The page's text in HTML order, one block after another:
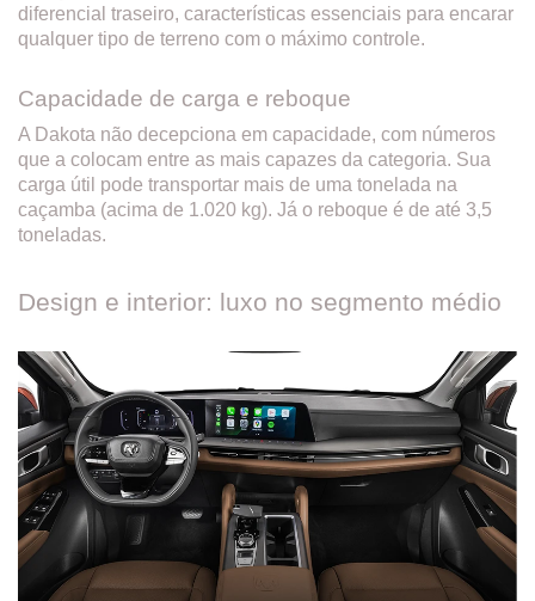
diferencial traseiro, características essenciais para encarar
qualquer tipo de terreno com o máximo controle.
Capacidade de carga e reboque
A Dakota não decepciona em capacidade, com números
que a colocam entre as mais capazes da categoria. Sua
carga útil pode transportar mais de uma tonelada na
caçamba (acima de 1.020 kg). Já o reboque é de até 3,5
toneladas.
Design e interior: luxo no segmento médio